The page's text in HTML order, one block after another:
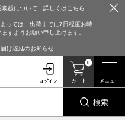
喚起について 詳しくはこちら
っては、出荷までに7日程度お時
すようお願い申し上げます。
け遅延のお知らせ
0
検索